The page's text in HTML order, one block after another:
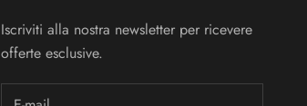
Iscriviti alla nostra newsletter per ricevere
offerte esclusive.